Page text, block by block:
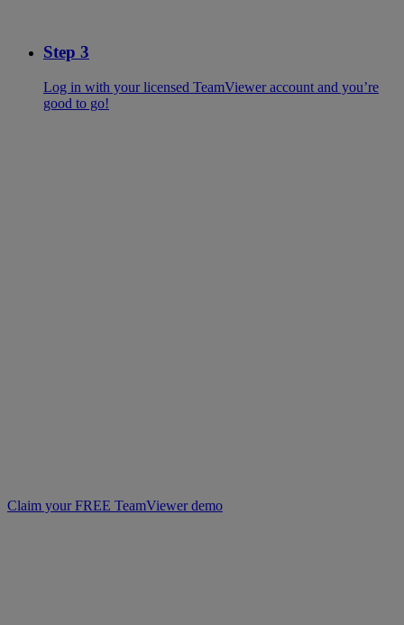
Step 3
Log in with your licensed TeamViewer account and you’re
good to go!
Claim your FREE TeamViewer demo